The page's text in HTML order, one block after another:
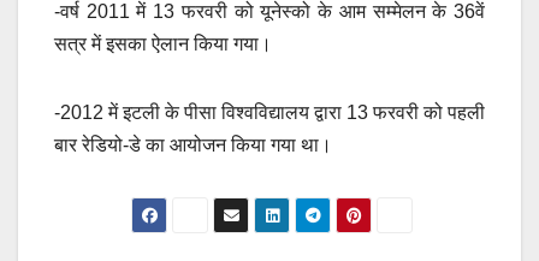
-वर्ष 2011 में 13 फरवरी को यूनेस्को के आम सम्मेलन के 36वें
सत्र में इसका ऐलान किया गया।
-2012 में इटली के पीसा विश्वविद्यालय द्वारा 13 फरवरी को पहली
बार रेडियो-डे का आयोजन किया गया था।